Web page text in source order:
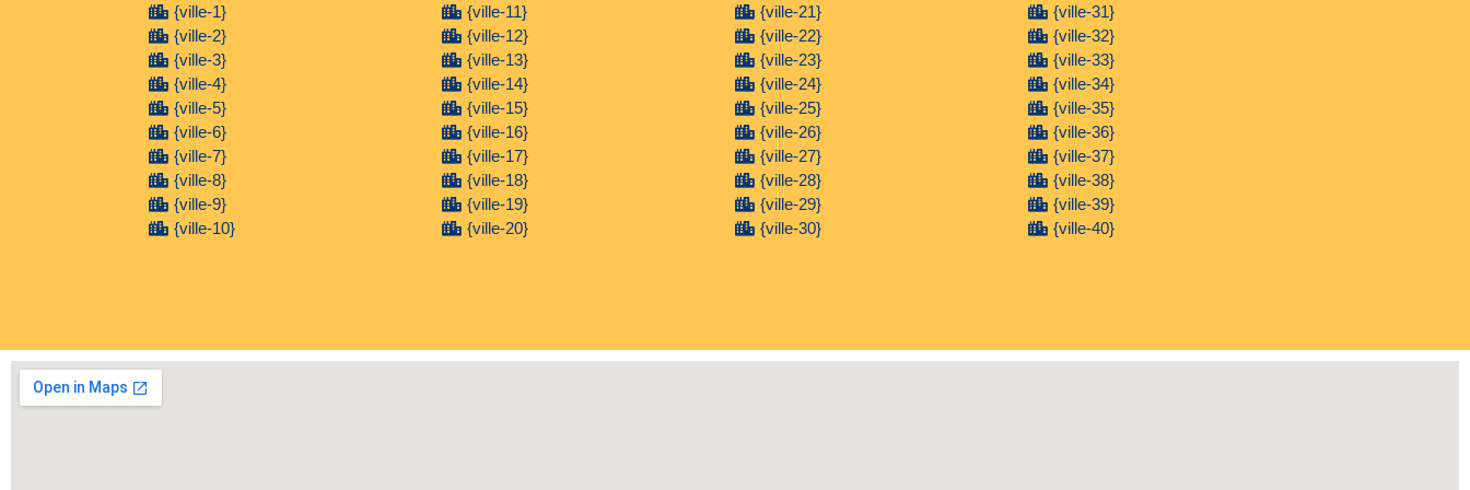
{ville-1}
{ville-2}
{ville-3}
{ville-4}
{ville-5}
{ville-6}
{ville-7}
{ville-8}
{ville-9}
{ville-10}
{ville-11}
{ville-12}
{ville-13}
{ville-14}
{ville-15}
{ville-16}
{ville-17}
{ville-18}
{ville-19}
{ville-20}
{ville-21}
{ville-22}
{ville-23}
{ville-24}
{ville-25}
{ville-26}
{ville-27}
{ville-28}
{ville-29}
{ville-30}
{ville-31}
{ville-32}
{ville-33}
{ville-34}
{ville-35}
{ville-36}
{ville-37}
{ville-38}
{ville-39}
{ville-40}